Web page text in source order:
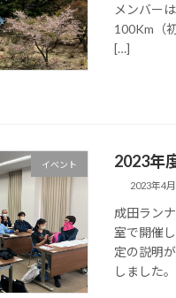
メンバー
100Km（
[…]
イベント 2023年
2023年4
成田ラン
室で開催
定の説明
しました